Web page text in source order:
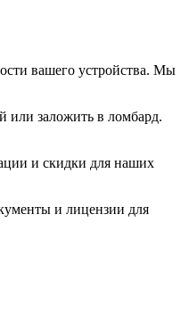
вашего устройства. Мы
или заложить в ломбард.
и скидки для наших
и лицензии для